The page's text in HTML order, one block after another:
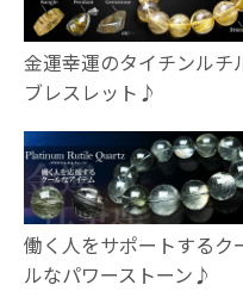
金運幸運のタイチンルチ
ブレスレット♪
働く人をサポートするク
ルなパワーストーン♪